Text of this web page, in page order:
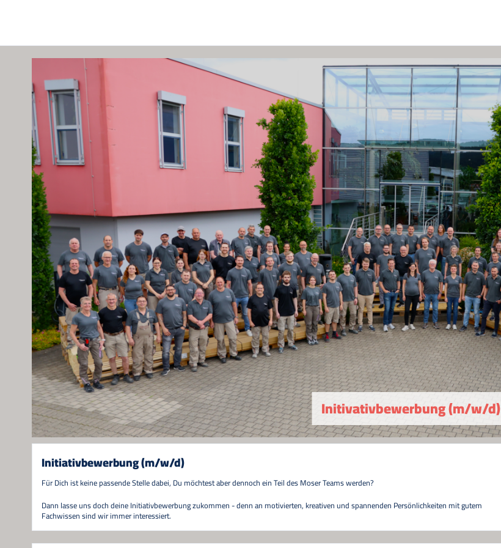
Initivativbewerbung (m/w/d)
Initiativbewerbung (m/w/d)
Für Dich ist keine passende Stelle dabei, Du möchtest aber dennoch ein Teil des Moser Teams werden?
Dann lasse uns doch deine Initiativbewerbung zukommen - denn an motivierten, kreativen und spannenden Persönlichkeiten mit gutem
Fachwissen sind wir immer interessiert.